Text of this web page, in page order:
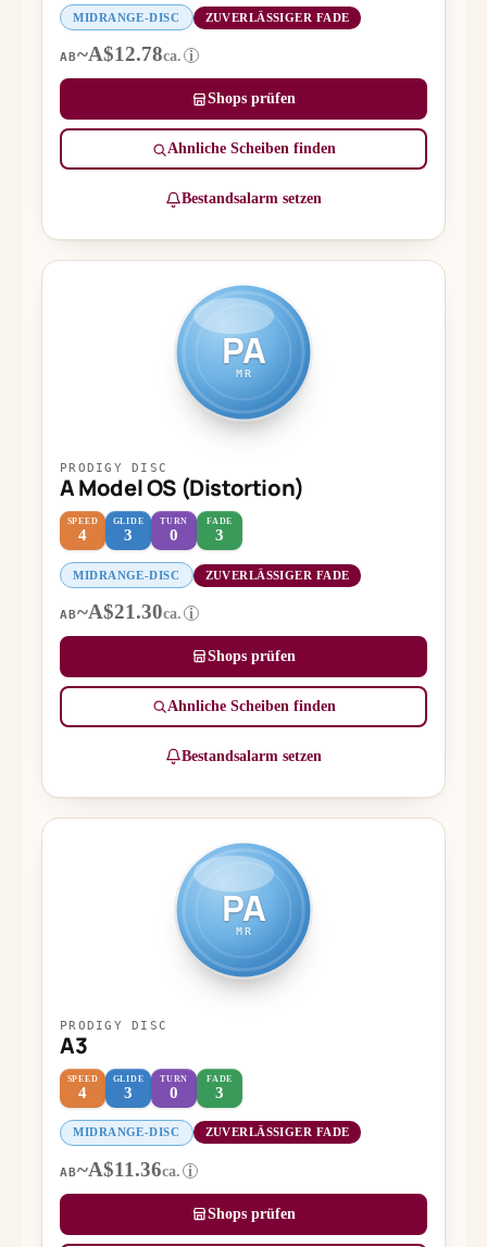
MIDRANGE-DISC ZUVERLÄSSIGER FADE
AB~A$12.78ca. i
Shops prüfen
Ähnliche Scheiben finden
Bestandsalarm setzen
PA
MR
PRODIGY DISC
A Model OS (Distortion)
SPEED
4
GLIDE
3
TURN
0
FADE
3
MIDRANGE-DISC ZUVERLÄSSIGER FADE
AB~A$21.30ca. i
Shops prüfen
Ähnliche Scheiben finden
Bestandsalarm setzen
PA
MR
PRODIGY DISC
A3
SPEED
4
GLIDE
3
TURN
0
FADE
3
MIDRANGE-DISC ZUVERLÄSSIGER FADE
AB~A$11.36ca. i
Shops prüfen